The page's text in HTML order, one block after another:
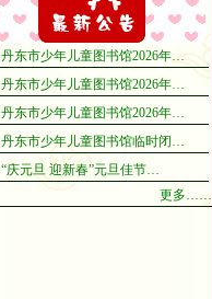
丹东市少年儿童图书馆2026年…
丹东市少年儿童图书馆2026年…
丹东市少年儿童图书馆2026年…
丹东市少年儿童图书馆临时闭…
“庆元旦 迎新春”元旦佳节…
更多……